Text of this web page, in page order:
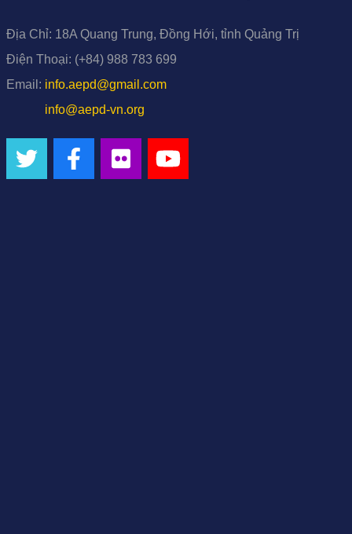
Địa Chỉ: 18A Quang Trung, Đồng Hới, tỉnh Quảng Trị
Điện Thoại: (+84) 988 783 699
Email: info.aepd@gmail.com
info@aepd-vn.org